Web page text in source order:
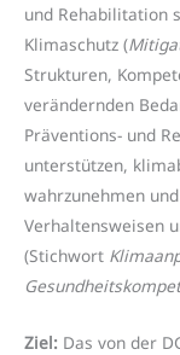
und Rehabilitation
Klimaschutz (
Strukturen,
verändernden
Präventions- und
unterstützen,
wahrzunehmen
Verhaltensweisen
(Stichwort
Ziel: Das von der